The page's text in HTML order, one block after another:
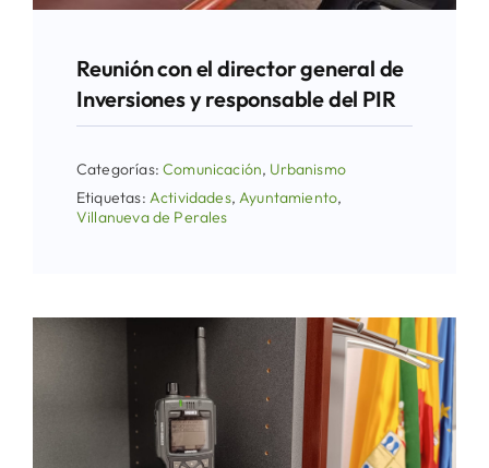
Reunión con el director general de
Inversiones y responsable del PIR
Categorías:Comunicación, Urbanismo
Etiquetas: Actividades, Ayuntamiento,
Villanueva de Perales